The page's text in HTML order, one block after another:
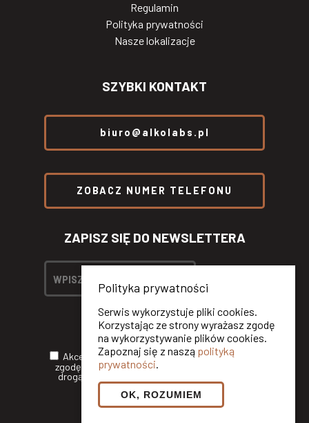
Regulamin
Polityka prywatności
Nasze lokalizacje
SZYBKI KONTAKT
biuro@alkolabs.pl
ZOBACZ NUMER TELEFONU
ZAPISZ SIĘ DO NEWSLETTERA
AkceptujęPolitykę Prywatnościoraz wyrażam
zgodę na otrzymywanie informacji handlowych
drogą elektroniczną od ALKOLABS SP. Z O.O.*
Polityka prywatności
Serwis wykorzystuje pliki cookies.
Korzystając ze strony wyrażasz zgodę
na wykorzystywanie plików cookies.
Zapoznaj się z naszą polityką
prywatności.
OK, ROZUMIEM